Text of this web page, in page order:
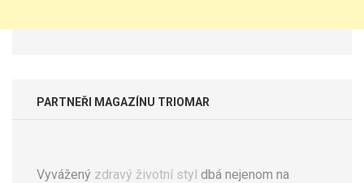
PARTNEŘI MAGAZÍNU TRIOMAR
Vyvážený zdravý životní styl dbá nejenom na